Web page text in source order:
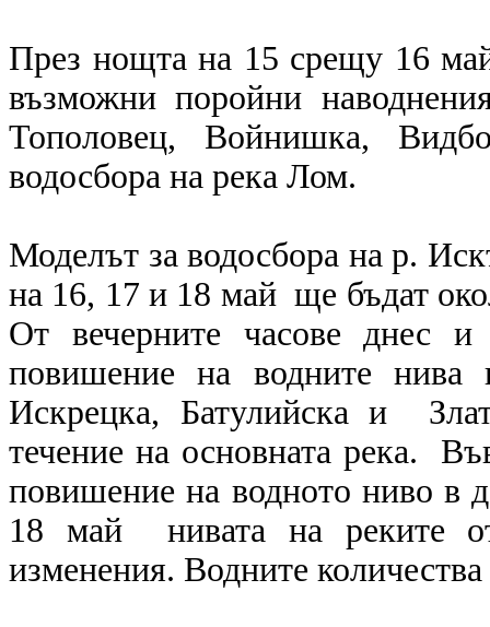
През нощта на 15 срещу 16
възможни поройни
Тополовец, Войнишка,
водосбора на река Лом.
Моделът за водосбора на р.
на 16, 17 и 18 май ще бъдат
От вечерните часове днес
повишение на водните
Искрецка, Батулийска и
течение на основната река.
повишение на водното ниво в
18 май нивата на реките
изменения. Водните